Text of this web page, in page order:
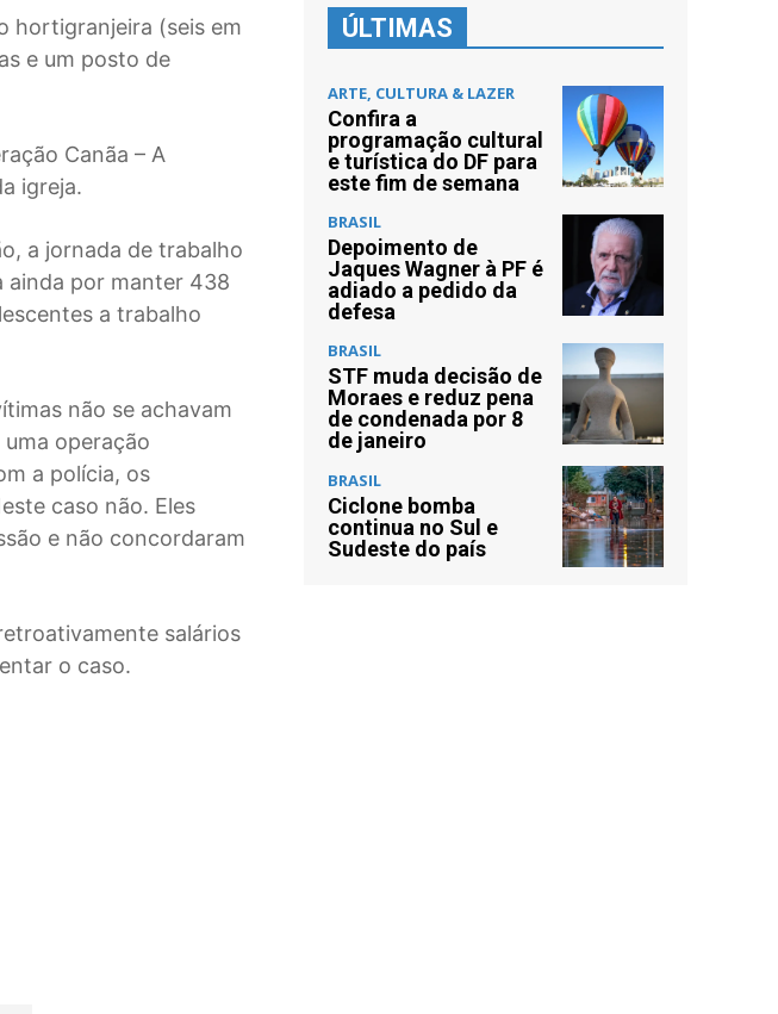
hortigranjeira (seis em
e um posto de
Canãa – A
igreja.
a jornada de trabalho
ainda por manter 438
a trabalho
não se achavam
operação
a polícia, os
caso não. Eles
e não concordaram
salários
o caso.
ÚLTIMAS
ARTE, CULTURA & LAZER
Confira a
programação cultural
e turística do DF para
este fim de semana
BRASIL
Depoimento de
Jaques Wagner à PF é
adiado a pedido da
defesa
BRASIL
STF muda decisão de
Moraes e reduz pena
de condenada por 8
de janeiro
BRASIL
Ciclone bomba
continua no Sul e
Sudeste do país